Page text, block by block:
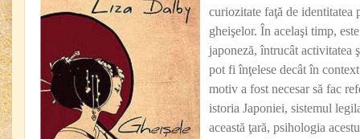
curiozitate faţă de identitatea
gheişelor. În acelaşi timp,
japoneză, întrucât activitatea
pot fi înţelese decât în
motiv a fost necesar să fac
istoria Japoniei, sistemul
această ţară, psihologia